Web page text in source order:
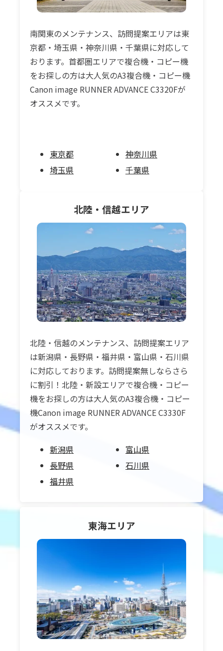
南関東のメンテナンス、訪問提案エリアは東
京都・埼玉県・神奈川県・千葉県に対応して
おります。首都圏エリアで複合機・コピー機
をお探しの方は大人気のA3複合機・コピー機
Canon image RUNNER ADVANCE C3320Fが
オススメです。
東京都
埼玉県
神奈川県
千葉県
北陸・信越エリア
北陸・信越のメンテナンス、訪問提案エリア
は新潟県・長野県・福井県・富山県・石川県
に対応しております。訪問提案無しならさら
に割引！北陸・新設エリアで複合機・コピー
機をお探しの方は大人気のA3複合機・コピー
機Canon image RUNNER ADVANCE C3330F
がオススメです。
新潟県
長野県
福井県
富山県
石川県
東海エリア